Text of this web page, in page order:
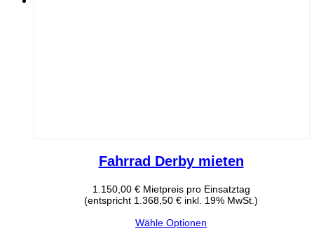
Fahrrad Derby mieten
1.150,00 €Mietpreis pro Einsatztag
(entspricht 1.368,50 € inkl. 19% MwSt.)
Wähle Optionen